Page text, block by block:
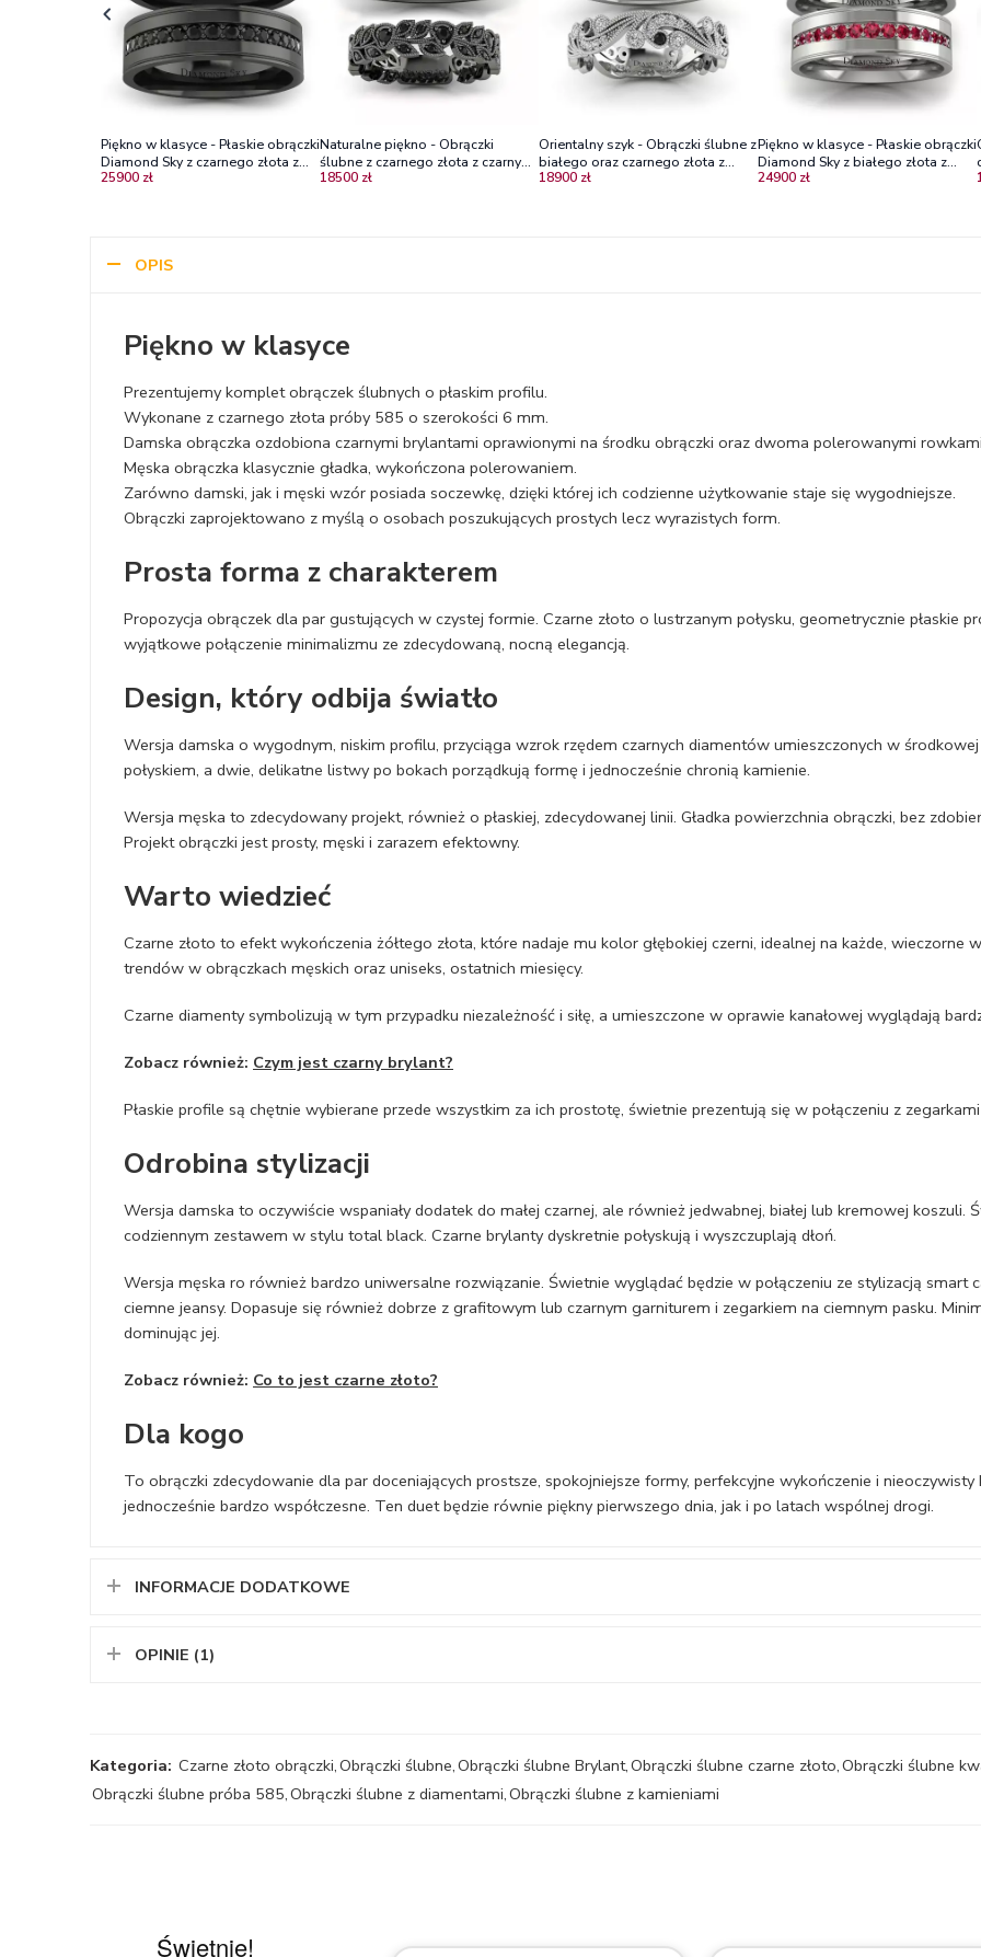
Piękno w klasyce - Płaskie obrączki
Diamond Sky z czarnego złota z
czarnymi brylantami
25900 zł
Naturalne piękno - Obrączki
ślubne z czarnego złota z czarnymi
diamentami
18500 zł
Orientalny szyk - Obrączki ślubne z
białego oraz czarnego złota z
diamentami - Diamond Sky
18900 zł
Piękno w klasyce - Płaskie obrączki
Diamond Sky z białego złota z
szafirami oraz rubinami
24900 zł
OPIS
Piękno w klasyce
Prezentujemy komplet obrączek ślubnych o płaskim profilu.
Wykonane z czarnego złota próby 585 o szerokości 6 mm.
Damska obrączka ozdobiona czarnymi brylantami oprawionymi na środku obrączki oraz dwoma polerowanymi
Męska obrączka klasycznie gładka, wykończona polerowaniem.
Zarówno damski, jak i męski wzór posiada soczewkę, dzięki której ich codzienne użytkowanie staje się wygodniejsze.
Obrączki zaprojektowano z myślą o osobach poszukujących prostych lecz wyrazistych form.
Prosta forma z charakterem
Propozycja obrączek dla par gustujących w czystej formie. Czarne złoto o lustrzanym połysku, geometrycznie płaskie
wyjątkowe połączenie minimalizmu ze zdecydowaną, nocną elegancją.
Design, który odbija światło
Wersja damska o wygodnym, niskim profilu, przyciąga wzrok rzędem czarnych diamentów umieszczonych w
połyskiem, a dwie, delikatne listwy po bokach porządkują formę i jednocześnie chronią kamienie.
Wersja męska to zdecydowany projekt, również o płaskiej, zdecydowanej linii. Gładka powierzchnia obrączki, bez
Projekt obrączki jest prosty, męski i zarazem efektowny.
Warto wiedzieć
Czarne złoto to efekt wykończenia żółtego złota, które nadaje mu kolor głębokiej czerni, idealnej na każde, wieczorne
trendów w obrączkach męskich oraz uniseks, ostatnich miesięcy.
Czarne diamenty symbolizują w tym przypadku niezależność i siłę, a umieszczone w oprawie kanałowej wyglądają
Zobacz również: Czym jest czarny brylant?
Płaskie profile są chętnie wybierane przede wszystkim za ich prostotę, świetnie prezentują się w połączeniu z
Odrobina stylizacji
Wersja damska to oczywiście wspaniały dodatek do małej czarnej, ale również jedwabnej, białej lub kremowej koszuli.
codziennym zestawem w stylu total black. Czarne brylanty dyskretnie połyskują i wyszczuplają dłoń.
Wersja męska ro również bardzo uniwersalne rozwiązanie. Świetnie wyglądać będzie w połączeniu ze stylizacją smart
ciemne jeansy. Dopasuje się również dobrze z grafitowym lub czarnym garniturem i zegarkiem na ciemnym pasku.
dominując jej.
Zobacz również: Co to jest czarne złoto?
Dla kogo
To obrączki zdecydowanie dla par doceniających prostsze, spokojniejsze formy, perfekcyjne wykończenie i
jednocześnie bardzo współczesne. Ten duet będzie równie piękny pierwszego dnia, jak i po latach wspólnej drogi.
INFORMACJE DODATKOWE
OPINIE (1)
Kategoria: Czarne złoto obrączki,Obrączki ślubne,Obrączki ślubne Brylant,Obrączki ślubne czarne złoto,Obrączki ślubne
Obrączki ślubne próba 585,Obrączki ślubne z diamentami,Obrączki ślubne z kamieniami
Świetnie!